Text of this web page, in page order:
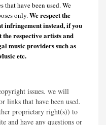
that have been used. We
only.We respect the
infringement instead, if you
the respective artists and
music providers such as
etc.
issues. we will
links that have been used.
proprietary right(s)) to
and have any questions or